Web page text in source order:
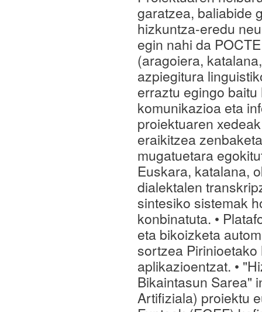
garatzea, baliabide
hizkuntza-eredu
egin nahi da
(aragoiera,
azpiegitura
erraztu egingo
komunikazioa eta
proiektuaren
eraikitzea
mugatuetara
Euskara, katalana,
dialektalen
sintesiko sistemak
konbinatuta. •
eta bikoizketa
sortzea
aplikazioentzat. •
Bikaintasun Sarea"
Artifiziala) proiektu